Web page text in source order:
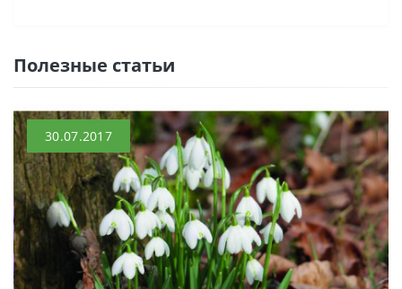
Полезные статьи
30.07.2017